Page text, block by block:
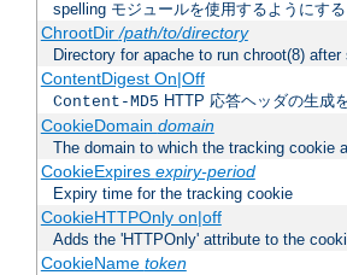
spelling モジュールを使用するようにする
ChrootDir/path/to/directory
Directory for apache to run chroot(8) after
ContentDigest On|Off
Content-MD5 HTTP 応答ヘッダの生成
CookieDomain domain
The domain to which the tracking cookie
CookieExpires expiry-period
Expiry time for the tracking cookie
CookieHTTPOnly on|off
Adds the 'HTTPOnly' attribute to the
CookieName token